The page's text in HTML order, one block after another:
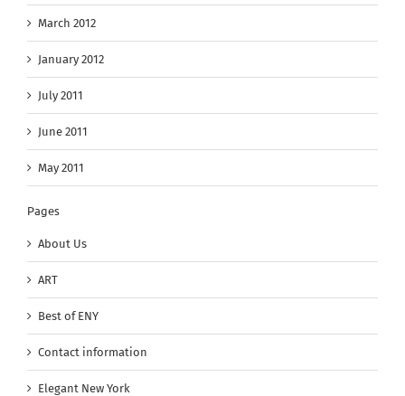
March 2012
January 2012
July 2011
June 2011
May 2011
Pages
About Us
ART
Best of ENY
Contact information
Elegant New York